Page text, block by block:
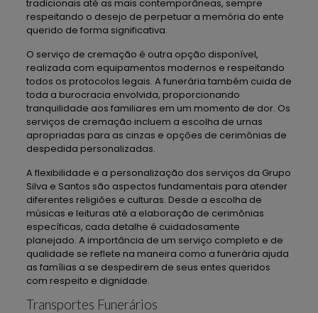
tradicionais até as mais contemporâneas, sempre
respeitando o desejo de perpetuar a memória do ente
querido de forma significativa.
O serviço de cremação é outra opção disponível,
realizada com equipamentos modernos e respeitando
todos os protocolos legais. A funerária também cuida de
toda a burocracia envolvida, proporcionando
tranquilidade aos familiares em um momento de dor. Os
serviços de cremação incluem a escolha de urnas
apropriadas para as cinzas e opções de cerimônias de
despedida personalizadas.
A flexibilidade e a personalização dos serviços da Grupo
Silva e Santos são aspectos fundamentais para atender
diferentes religiões e culturas. Desde a escolha de
músicas e leituras até a elaboração de cerimônias
específicas, cada detalhe é cuidadosamente
planejado. A importância de um serviço completo e de
qualidade se reflete na maneira como a funerária ajuda
as famílias a se despedirem de seus entes queridos
com respeito e dignidade.
Transportes Funerários